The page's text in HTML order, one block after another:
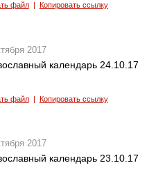
файл| Копировать ссылку
2017
календарь 24.10.17
файл| Копировать ссылку
2017
календарь 23.10.17